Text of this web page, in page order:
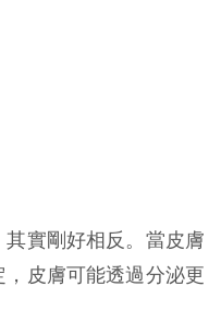
實剛好相反。當皮膚
皮膚可能透過分泌更